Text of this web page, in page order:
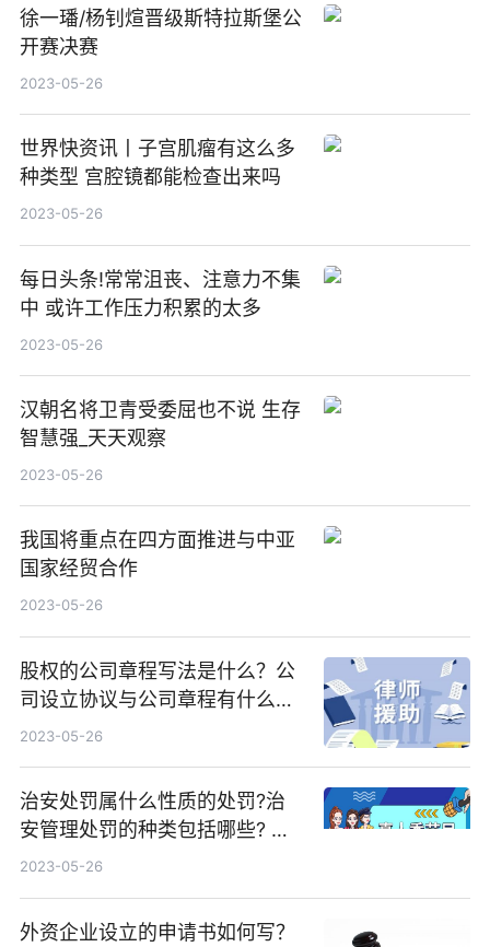
徐一璠/杨钊煊晋级斯特拉斯堡公
开赛决赛
2023-05-26
世界快资讯丨子宫肌瘤有这么多
种类型 宫腔镜都能检查出来吗
2023-05-26
每日头条!常常沮丧、注意力不集
中 或许工作压力积累的太多
2023-05-26
汉朝名将卫青受委屈也不说 生存
智慧强_天天观察
2023-05-26
我国将重点在四方面推进与中亚
国家经贸合作
2023-05-26
股权的公司章程写法是什么？公
司设立协议与公司章程有什么不
同？
2023-05-26
治安处罚属什么性质的处罚?治
安管理处罚的种类包括哪些? 每
日热文
2023-05-26
外资企业设立的申请书如何写？